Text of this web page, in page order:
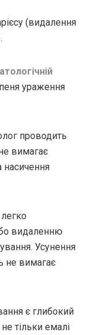
(видалення
ураження
проводить
вимагає
насичення
видаленню
Усунення
не вимагає
є глибокий
тільки емалі